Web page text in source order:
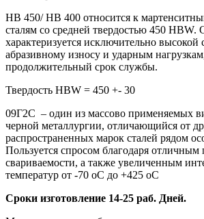
HB 450/ HB 400 относится к
сталям со средней твердостью 450 HBW.
характеризуется исключительно высокой
абразивному износу и ударным
продолжительный срок службы.
Твердость HBW = 450 +- 30
09Г2С – один из массово применяемых
черной металлургии, отличающийся от
распространенных марок сталей рядом
Пользуется спросом благодаря отличным
свариваемости, а также увеличенным
температур от -70 оС до +425 оС
Сроки изготовление 14-25 раб. Дней.